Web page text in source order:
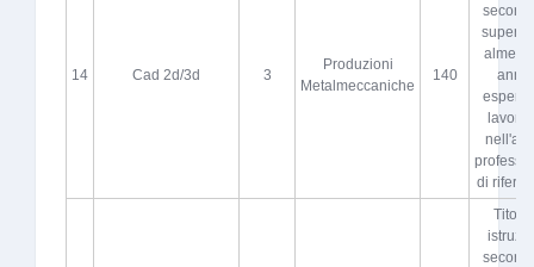
14 Cad 2d/3d 3
Produzioni
Metalmeccaniche
140
anni
di
Titolo